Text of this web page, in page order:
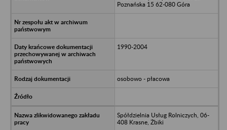
Poznańska 15 62-080 Góra
1990-2004
osobowo - płacowa
Spółdzielnia Usług Rolniczych, 06-
408 Krasne, Żbiki